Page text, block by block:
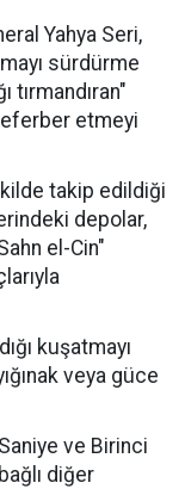
Yahya Seri,
sürdürme
tırmandıran"
etmeyi
takip edildiği
depolar,
el-Cin"
kuşatmayı
veya güce
ve Birinci
diğer